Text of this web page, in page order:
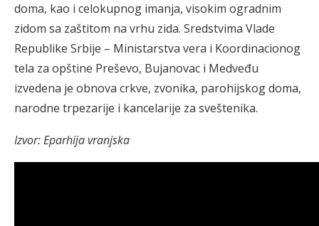
doma, kao i celokupnog imanja, visokim ogradnim
zidom sa zaštitom na vrhu zida. Sredstvima Vlade
Republike Srbije – Ministarstva vera i Koordinacionog
tela za opštine Preševo, Bujanovac i Medveđu
izvedena je obnova crkve, zvonika, parohijskog doma,
narodne trpezarije i kancelarije za sveštenika.
Izvor: Eparhija vranjska